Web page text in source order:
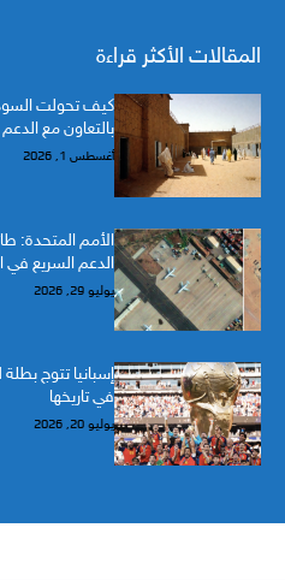
المقالات الأكثر قراءة
كيف تحولت
بالتعاون مع
أغسطس 1, 2026
الأمم المتحدة:
الدعم السريع في
يوليو 29, 2026
في تاريخها
يوليو 20, 2026